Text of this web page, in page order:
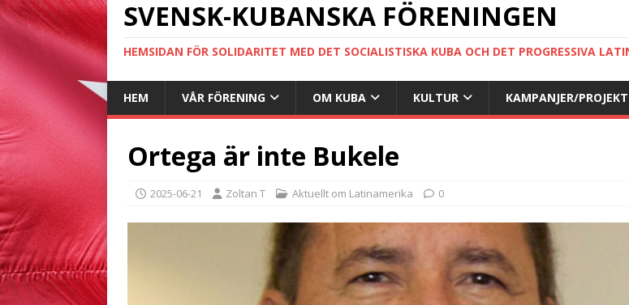
SVENSK-KUBANSKA FÖRENINGEN
HEMSIDAN FÖR SOLIDARITET MED DET SOCIALISTISKA KUBA OCH DET PROGRESSIVA
HEM VÅR FÖRENING OM KUBA KULTUR KAMPANJER/PROJEKT
Ortega är inte Bukele
2025-06-21 Zoltan T Aktuellt om Latinamerika 0